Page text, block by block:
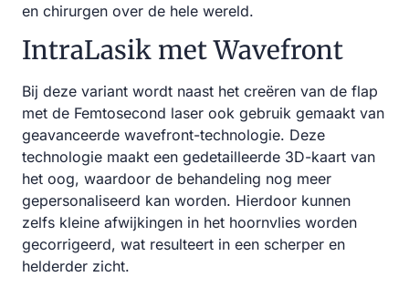
en chirurgen over de hele wereld.
IntraLasik met Wavefront
Bij deze variant wordt naast het creëren van de flap
met de Femtosecond laser ook gebruik gemaakt van
geavanceerde wavefront-technologie. Deze
technologie maakt een gedetailleerde 3D-kaart van
het oog, waardoor de behandeling nog meer
gepersonaliseerd kan worden. Hierdoor kunnen
zelfs kleine afwijkingen in het hoornvlies worden
gecorrigeerd, wat resulteert in een scherper en
helderder zicht.